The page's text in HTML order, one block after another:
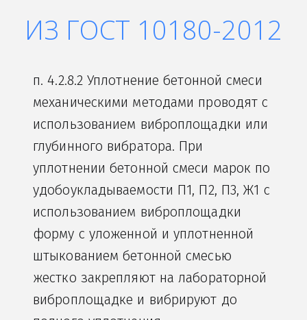
ИЗ ГОСТ 10180-2012
п. 4.2.8.2 Уплотнение бетонной смеси
механическими методами проводят с
использованием виброплощадки или
глубинного вибратора. При
уплотнении бетонной смеси марок по
удобоукладываемости П1, П2, П3, Ж1 с
использованием виброплощадки
форму с уложенной и уплотненной
штыкованием бетонной смесью
жестко закрепляют на лабораторной
виброплощадке и вибрируют до